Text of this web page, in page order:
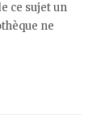
ce sujet un
ne